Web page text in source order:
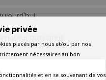
bon
privée
placés par nous et/ou par nos
nécessaires au bon
et en se souvenant de vos